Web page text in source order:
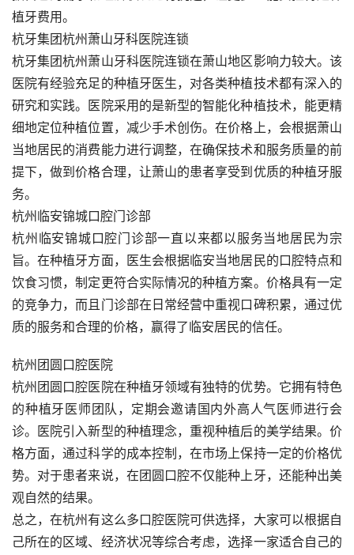
植牙费用。
杭牙集团杭州萧山牙科医院连锁
杭牙集团杭州萧山牙科医院连锁在萧山地区影响力较大。该
医院有经验充足的种植牙医生，对各类种植技术都有深入的
研究和实践。医院采用的是新型的智能化种植技术，能更精
细地定位种植位置，减少手术创伤。在价格上，会根据萧山
当地居民的消费能力进行调整，在确保技术和服务质量的前
提下，做到价格合理，让萧山的患者享受到优质的种植牙服
务。
杭州临安锦城口腔门诊部
杭州临安锦城口腔门诊部一直以来都以服务当地居民为宗
旨。在种植牙方面，医生会根据临安当地居民的口腔特点和
饮食习惯，制定更符合实际情况的种植方案。价格具有一定
的竞争力，而且门诊部在日常经营中重视口碑积累，通过优
质的服务和合理的价格，赢得了临安居民的信任。
杭州团圆口腔医院
杭州团圆口腔医院在种植牙领域有独特的优势。它拥有特色
的种植牙医师团队，定期会邀请国内外高人气医师进行会
诊。医院引入新型的种植理念，重视种植后的美学结果。价
格方面，通过科学的成本控制，在市场上保持一定的价格优
势。对于患者来说，在团圆口腔不仅能种上牙，还能种出美
观自然的结果。
总之，在杭州有这么多口腔医院可供选择，大家可以根据自
己所在的区域、经济状况等综合考虑，选择一家适合自己的